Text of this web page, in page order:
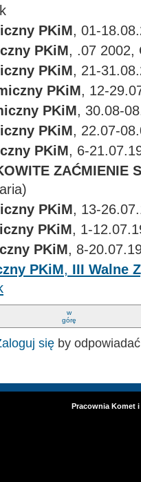
PKiM, 01-
PKiM, .07 2002,
PKiM, 21-
PKiM, 12-
PKiM, 30.08-
PKiM, 22.07-
PKiM, 6-
ZAĆMIENIE
PKiM, 13-
PKiM, 1-
PKiM, 8-
PKiM, III Walne
w
górę
się by odpowiadać
Pracownia Komet